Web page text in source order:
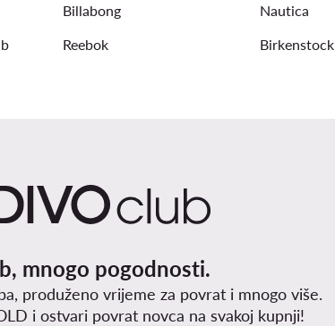
Billabong Nautica
Reebok Birkenstock
mnogo pogodnosti.
produženo vrijeme za povrat i mnogo više.
i ostvari povrat novca na svakoj kupnji!